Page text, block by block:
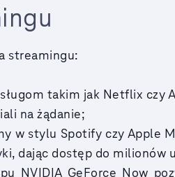
streamingu:
takim jak Netflix czy
na żądanie;
w stylu Spotify czy Apple
dając dostęp do milionów
NVIDIA GeForce Now